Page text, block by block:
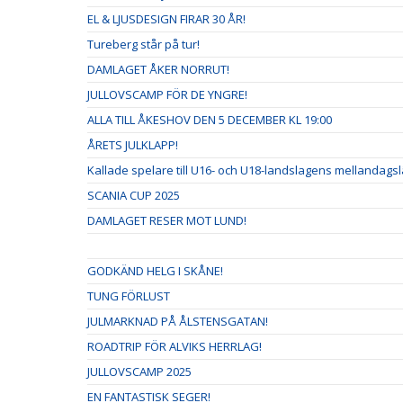
EL & LJUSDESIGN FIRAR 30 ÅR!
Tureberg står på tur!
DAMLAGET ÅKER NORRUT!
JULLOVSCAMP FÖR DE YNGRE!
ALLA TILL ÅKESHOV DEN 5 DECEMBER KL 19:00
ÅRETS JULKLAPP!
Kallade spelare till U16- och U18-landslagens
SCANIA CUP 2025
DAMLAGET RESER MOT LUND!
GODKÄND HELG I SKÅNE!
TUNG FÖRLUST
JULMARKNAD PÅ ÅLSTENSGATAN!
ROADTRIP FÖR ALVIKS HERRLAG!
JULLOVSCAMP 2025
EN FANTASTISK SEGER!